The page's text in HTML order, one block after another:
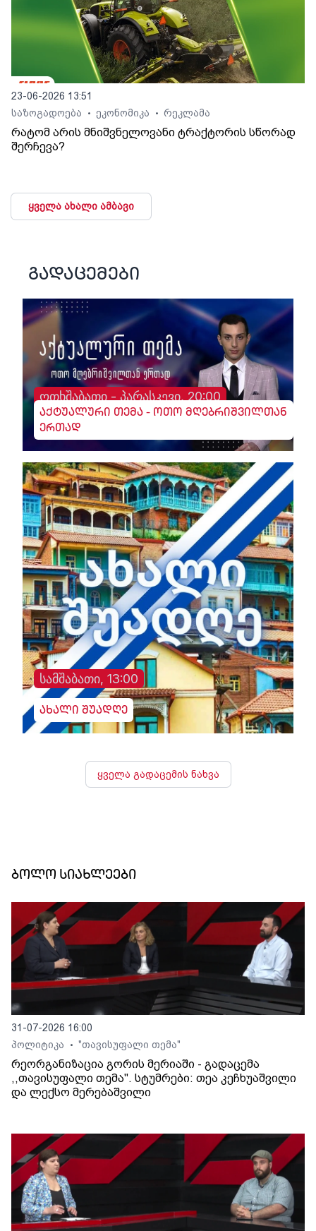
23-06-2026 13:51
საზოგადოება
• ეკონომიკა • რეკლამა
რატომ არის მნიშვნელოვანი ტრაქტორის სწორად
შერჩევა?
ყველა ახალი ამბავი
გადაცემები
ოთხშაბათი - პარასკევი, 20:00
აქტუალური თემა - ოთო მღებრიშვილთან
ერთად
სამშაბათი, 13:00
ახალი შუადღე
ყველა გადაცემის ნახვა
ბოლო სიახლეები
31-07-2026 16:00
პოლიტიკა
• "თავისუფალი თემა"
რეორგანიზაცია გორის მერიაში - გადაცემა
,,თავისუფალი თემა". სტუმრები: თეა კეჩხუაშვილი
და ლექსო მერებაშვილი